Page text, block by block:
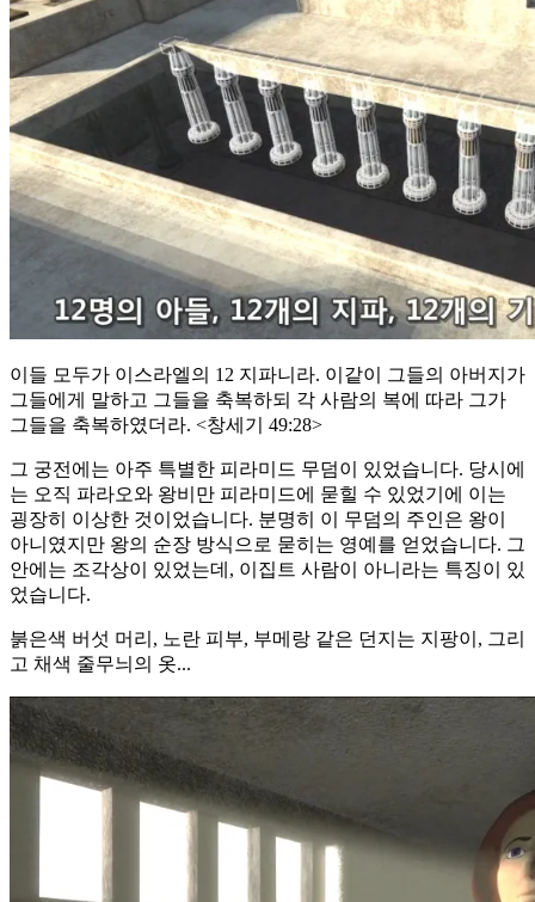
이들 모두가 이스라엘의 12 지파니라. 이같이 그들의 아버지가
그들에게 말하고 그들을 축복하되 각 사람의 복에 따라 그가
그들을 축복하였더라. <창세기 49:28>
그 궁전에는 아주 특별한 피라미드 무덤이 있었습니다. 당시에
는 오직 파라오와 왕비만 피라미드에 묻힐 수 있었기에 이는
굉장히 이상한 것이었습니다. 분명히 이 무덤의 주인은 왕이
아니였지만 왕의 순장 방식으로 묻히는 영예를 얻었습니다. 그
안에는 조각상이 있었는데, 이집트 사람이 아니라는 특징이 있
었습니다.
붉은색 버섯 머리, 노란 피부, 부메랑 같은 던지는 지팡이, 그리
고 채색 줄무늬의 옷...